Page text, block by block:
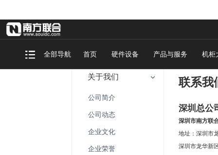
全部导航 首页 硬件设备 产品与服务 机柜
关于我们
公司简介
公司动态
企业文化
企业荣誉
联系我
深圳总公
深圳市南方联
地址：深圳市
深圳市龙华新